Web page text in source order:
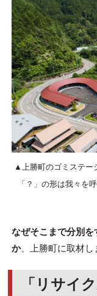
▲上勝町のゴミステー
「？」の形は我々
なぜそこまで分別
か、上勝町に取材し
「リサイ